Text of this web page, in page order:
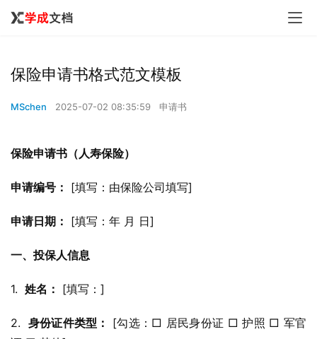
保险申请书格式范文模板
MSchen 2025-07-02 08:35:59 申请书
保险申请书（人寿保险）
申请编号： [填写：由保险公司填写]
申请日期： [填写：年 月 日]
一、投保人信息
1. 姓名： [填写：]
2. 身份证件类型：
[勾选：□ 居民身份证 □ 护照 □ 军官